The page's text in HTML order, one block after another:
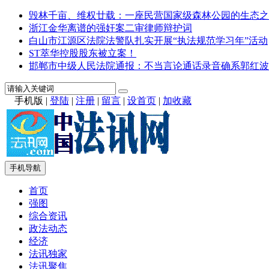
毁林千亩、维权廿载：一座民营国家级森林公园的生态
浙江金华离谱的强奸案二审律师辩护词
白山市江源区法院法警队扎实开展“执法规范学习年”活动
ST萃华控股股东被立案！
邯郸市中级人民法院通报：不当言论通话录音确系郭红
手机版 | 登陆 | 注册 | 留言 | 设首页 | 加收藏
手机导航
首页
强图
综合资讯
政法动态
经济
法讯独家
法讯聚焦